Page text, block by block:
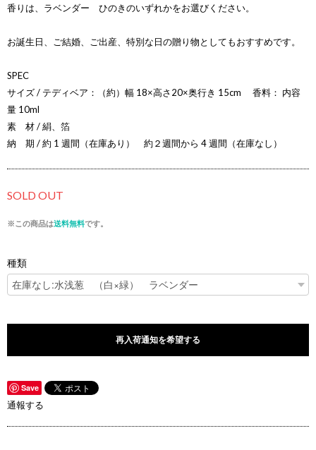
香りは、ラベンダー ひのきのいずれかをお選びください。
お誕生日、ご結婚、ご出産、特別な日の贈り物としてもおすすめです。
SPEC
サイズ / テディベア：（約）幅 18×高さ20×奥行き 15cm 香料： 内容
量 10ml
素 材 / 絹、箔
納 期 / 約 1 週間（在庫あり） 約２週間から 4 週間（在庫なし）
SOLD OUT
※この商品は送料無料です。
種類
再入荷通知を希望する
Save
通報する